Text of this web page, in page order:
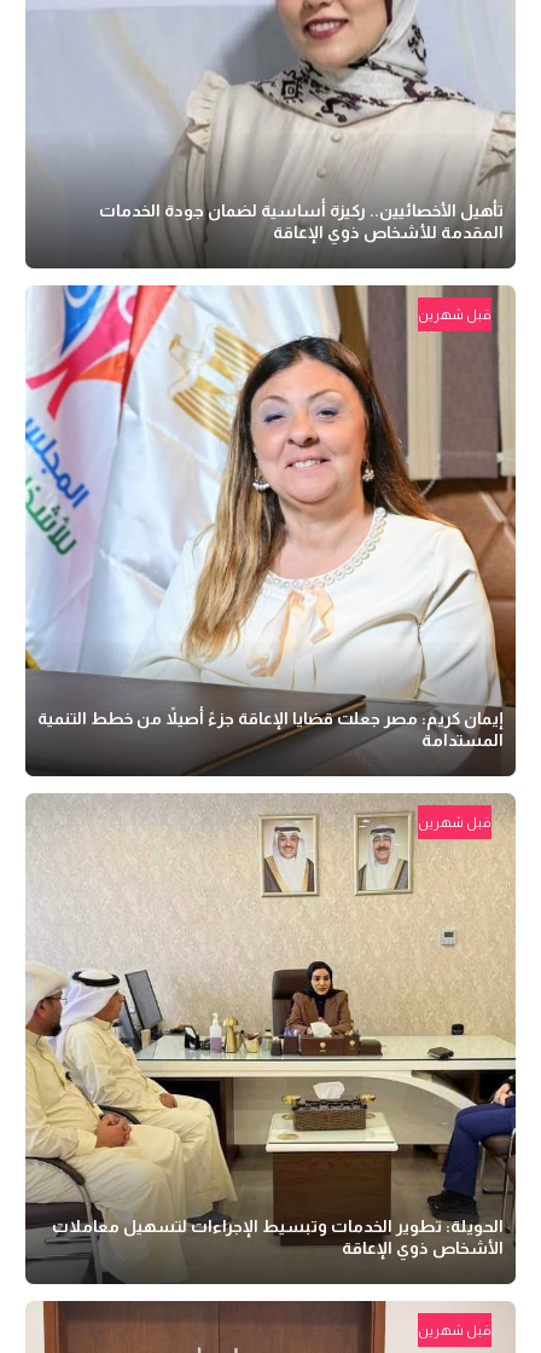
تأهيل الأخصائيين.. ركيزة أساسية لضمان جودة الخدمات
المقدمة للأشخاص ذوي الإعاقة
قبل شهرين
إيمان كريم: مصر جعلت قضايا الإعاقة جزءً أصيلاً من خطط التنمية
المستدامة
قبل شهرين
الحويلة: تطوير الخدمات وتبسيط الإجراءات لتسهيل معاملات
الأشخاص ذوي الإعاقة
قبل شهرين